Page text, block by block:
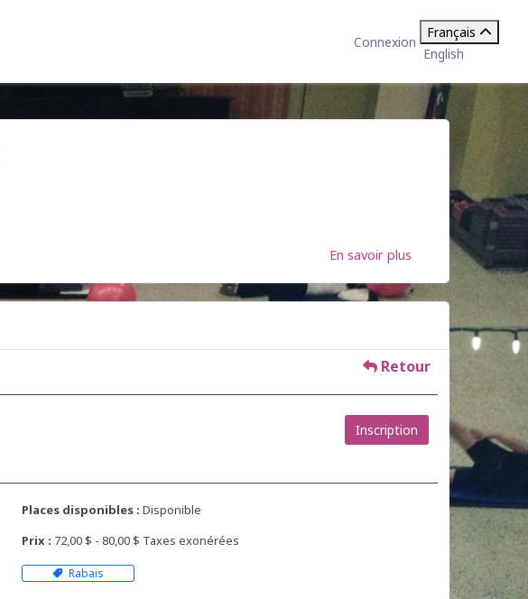
Connexion
Français
English
En savoir plus
Retour
Inscription
Places disponibles : Disponible
Prix : 72,00 $ - 80,00 $ Taxes exonérées
Rabais